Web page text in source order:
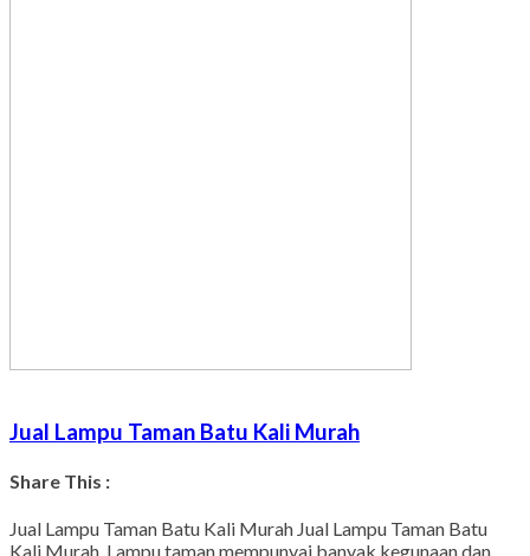
Jual Lampu Taman Batu Kali Murah
Share This :